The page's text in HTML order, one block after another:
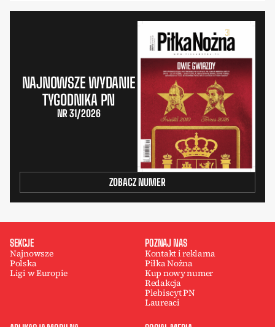
NAJNOWSZE WYDANIE
TYGODNIKA PN
NR 31/2026
ZOBACZ NUMER
SEKCJE
Najnowsze
Polska
Ligi w Europie
POZNAJ NAS
Kontakt i reklama
Piłka Nożna
Kup nowy numer
Redakcja
Plebiscyt PN
Laureaci